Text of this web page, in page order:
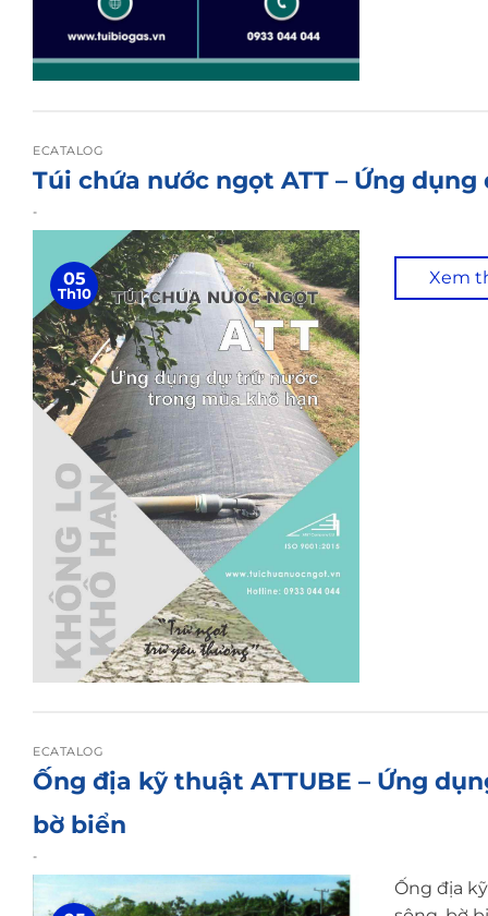
ECATALOG
Túi chứa nước ngọt ATT – Ứng
-
05
Th10
Xem
ECATALOG
Ống địa kỹ thuật ATTUBE – Ứng
bờ biển
-
Ống địa